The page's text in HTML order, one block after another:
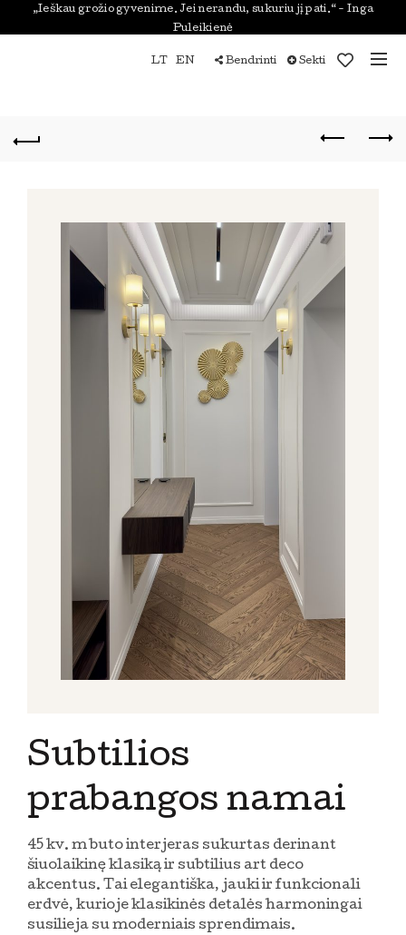
„Ieškau grožio gyvenime. Jei nerandu, sukuriu jį pati.“ - Inga
Puleikienė
LT EN Bendrinti Sekti
Subtilios
prabangos namai
45 kv. m buto interjeras sukurtas derinant
šiuolaikinę klasiką ir subtilius art deco
akcentus. Tai elegantiška, jauki ir funkcionali
erdvė, kurioje klasikinės detalės harmoningai
susilieja su moderniais sprendimais.